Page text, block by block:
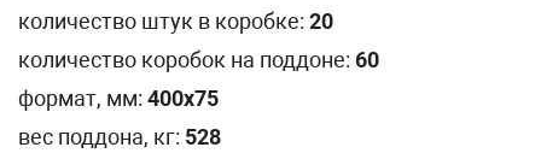
количество штук в коробке: 20
количество коробок на поддоне: 60
формат, мм: 400х75
вес поддона, кг: 528